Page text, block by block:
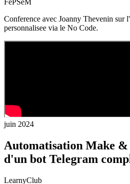
Conference avec Joanny Thevenin sur
personnalisee via le No Code.
juin 2024
Automatisation Make
d'un bot Telegram
LearnyClub